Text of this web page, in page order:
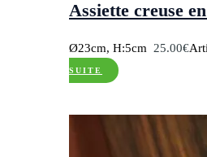
Assiette creuse
Ø23cm, H:5cm 25.00€
SUITE